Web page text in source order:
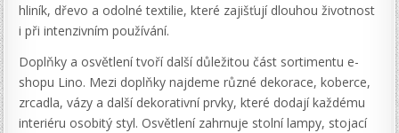
hliník, dřevo a odolné textilie, které zajišťují dlouhou životnost
i při intenzivním používání.
Doplňky a osvětlení tvoří další důležitou část sortimentu e-
shopu Lino. Mezi doplňky najdeme různé dekorace, koberce,
zrcadla, vázy a další dekorativní prvky, které dodají každému
interiéru osobitý styl. Osvětlení zahrnuje stolní lampy, stojací